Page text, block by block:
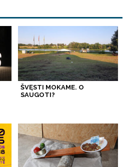
ŠVĘSTI MOKAME. O
SAUGOTI?